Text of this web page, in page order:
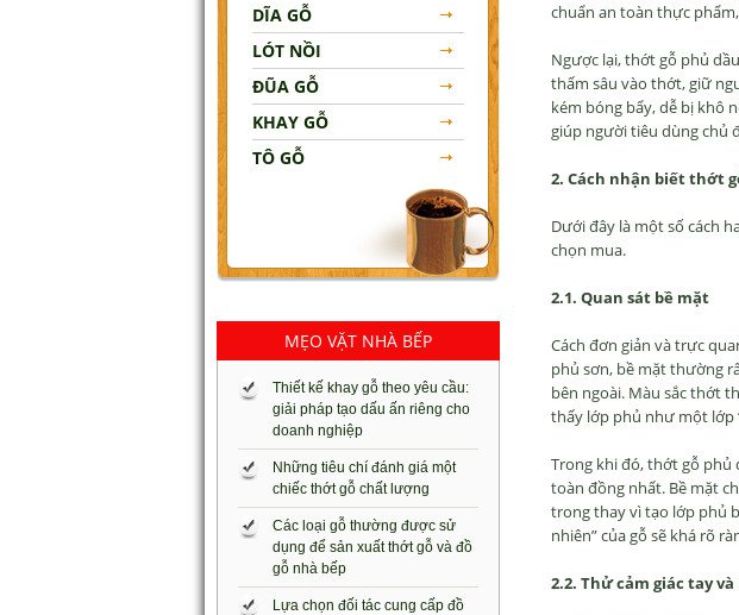
DĨA GỖ
LÓT NỒI
ĐŨA GỖ
KHAY GỖ
TÔ GỖ
MẸO VẶT NHÀ BẾP
Thiết kế khay gỗ theo yêu cầu:
giải pháp tạo dấu ấn riêng cho
doanh nghiệp
Những tiêu chí đánh giá một
chiếc thớt gỗ chất lượng
Các loại gỗ thường được sử
dụng để sản xuất thớt gỗ và đồ
gỗ nhà bếp
Lựa chọn đối tác cung cấp đồ
chuẩn an toàn thực
Ngược lại, thớt gỗ phủ
thấm sâu vào thớt, giữ
kém bóng bẩy, dễ bị khô
giúp người tiêu dùng chủ
2. Cách nhận biết thớt
Dưới đây là một số cách
chọn mua.
2.1. Quan sát bề mặt
Cách đơn giản và trực
phủ sơn, bề mặt thường
bên ngoài. Màu sắc thớt
thấy lớp phủ như một lớp
Trong khi đó, thớt gỗ phủ
toàn đồng nhất. Bề mặt
trong thay vì tạo lớp phủ
nhiên” của gỗ sẽ khá rõ
2.2. Thử cảm giác tay